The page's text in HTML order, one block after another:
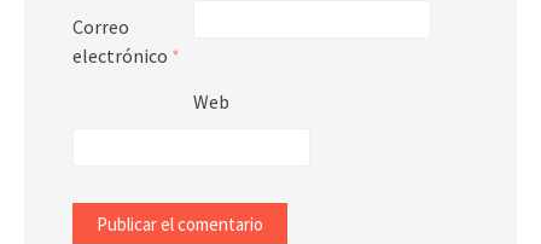
Correo
electrónico *
Web